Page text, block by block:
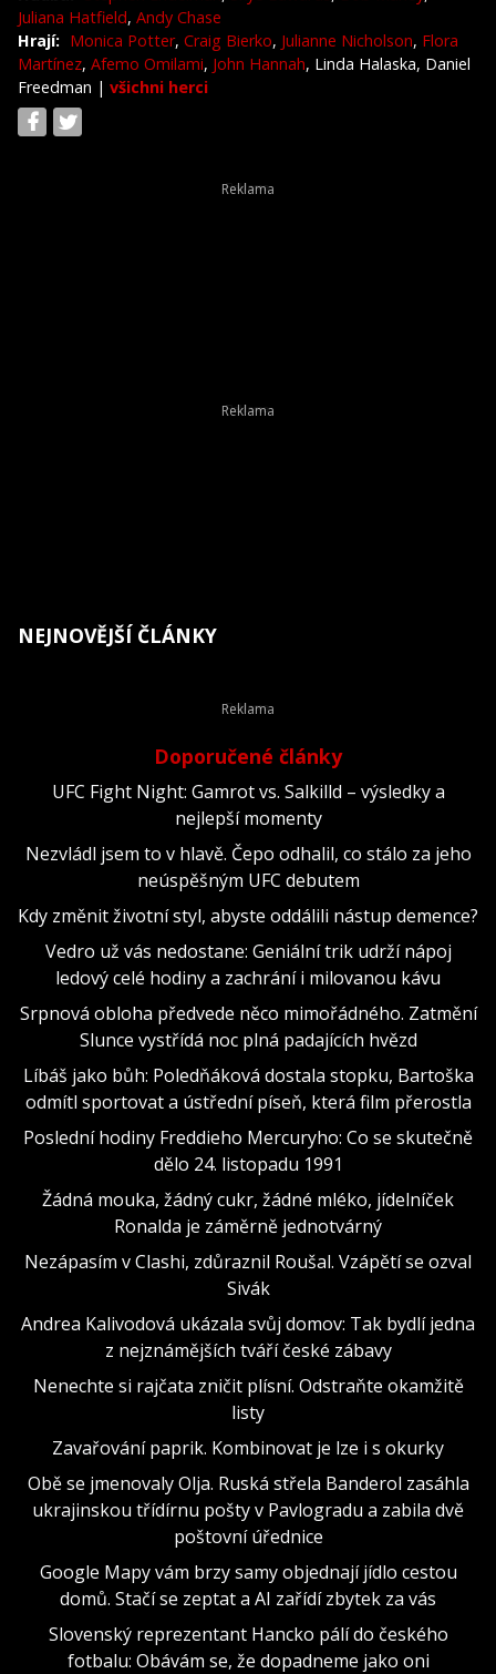
Juliana Hatfield, Andy Chase
Hrají: Monica Potter, Craig Bierko, Julianne Nicholson, Flora
Martínez, Afemo Omilami, John Hannah, Linda Halaska, Daniel
Freedman | všichni herci
NEJNOVĚJŠÍ ČLÁNKY
Doporučené články
UFC Fight Night: Gamrot vs. Salkilld – výsledky a
nejlepší momenty
Nezvládl jsem to v hlavě. Čepo odhalil, co stálo za jeho
neúspěšným UFC debutem
Kdy změnit životní styl, abyste oddálili nástup demence?
Vedro už vás nedostane: Geniální trik udrží nápoj
ledový celé hodiny a zachrání i milovanou kávu
Srpnová obloha předvede něco mimořádného. Zatmění
Slunce vystřídá noc plná padajících hvězd
Líbáš jako bůh: Poledňáková dostala stopku, Bartoška
odmítl sportovat a ústřední píseň, která film přerostla
Poslední hodiny Freddieho Mercuryho: Co se skutečně
dělo 24. listopadu 1991
Žádná mouka, žádný cukr, žádné mléko, jídelníček
Ronalda je záměrně jednotvárný
Nezápasím v Clashi, zdůraznil Roušal. Vzápětí se ozval
Sivák
Andrea Kalivodová ukázala svůj domov: Tak bydlí jedna
z nejznámějších tváří české zábavy
Nenechte si rajčata zničit plísní. Odstraňte okamžitě
listy
Zavařování paprik. Kombinovat je lze i s okurky
Obě se jmenovaly Olja. Ruská střela Banderol zasáhla
ukrajinskou třídírnu pošty v Pavlogradu a zabila dvě
poštovní úřednice
Google Mapy vám brzy samy objednají jídlo cestou
domů. Stačí se zeptat a AI zařídí zbytek za vás
Slovenský reprezentant Hancko pálí do českého
fotbalu: Obávám se, že dopadneme jako oni